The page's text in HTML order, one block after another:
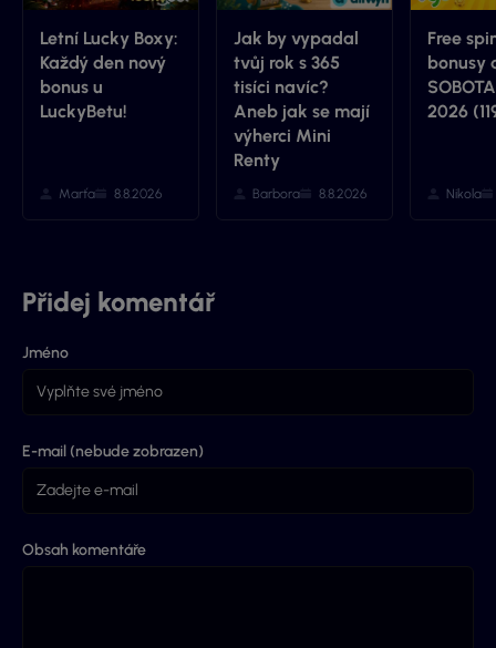
Letní Lucky Boxy:
Každý den nový
bonus u
LuckyBetu!
Marťa 8.8.2026
Jak by vypadal
tvůj rok s 365
tisíci navíc?
Aneb jak se mají
výherci Mini
Renty
Barbora 8.8.2026
Free
bonusy
2026
Nikola
Přidej komentář
Jméno
E-mail (nebude zobrazen)
Obsah komentáře